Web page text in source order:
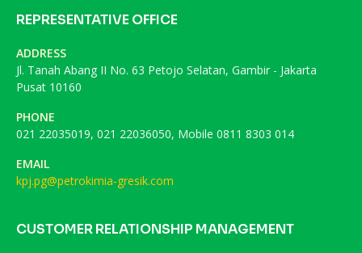
REPRESENTATIVE OFFICE
ADDRESS
Jl. Tanah Abang II No. 63 Petojo Selatan, Gambir - Jakarta
Pusat 10160
PHONE
021 22035019, 021 22036050, Mobile 0811 8303 014
EMAIL
kpj.pg@petrokimia-gresik.com
CUSTOMER RELATIONSHIP MANAGEMENT